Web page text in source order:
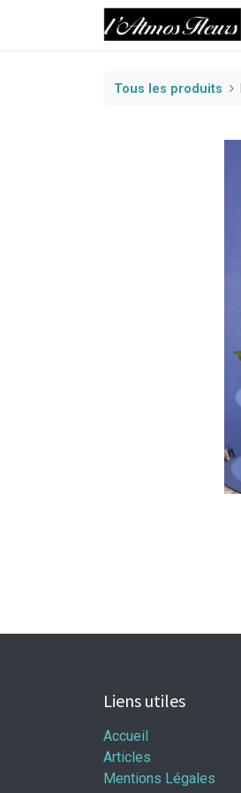
Tous les produits
Liens utiles
Accueil
Articles
Mentions Légales